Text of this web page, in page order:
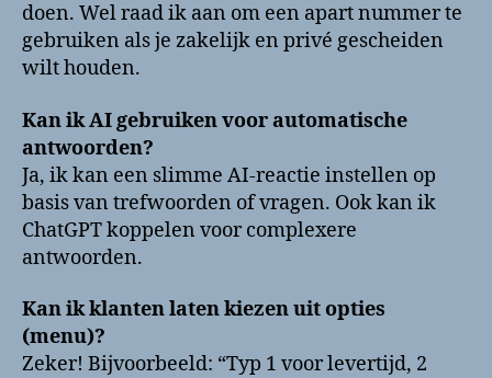
doen. Wel raad ik aan om een apart nummer te
gebruiken als je zakelijk en privé gescheiden
wilt houden.
Kan ik AI gebruiken voor automatische
antwoorden?
Ja, ik kan een slimme AI-reactie instellen op
basis van trefwoorden of vragen. Ook kan ik
ChatGPT koppelen voor complexere
antwoorden.
Kan ik klanten laten kiezen uit opties
(menu)?
Zeker! Bijvoorbeeld: “Typ 1 voor levertijd, 2